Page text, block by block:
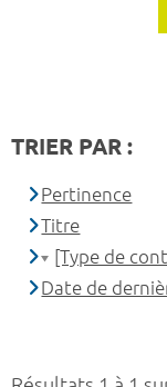
TRIER PAR :
Pertinence
Titre
[Type de
Date de